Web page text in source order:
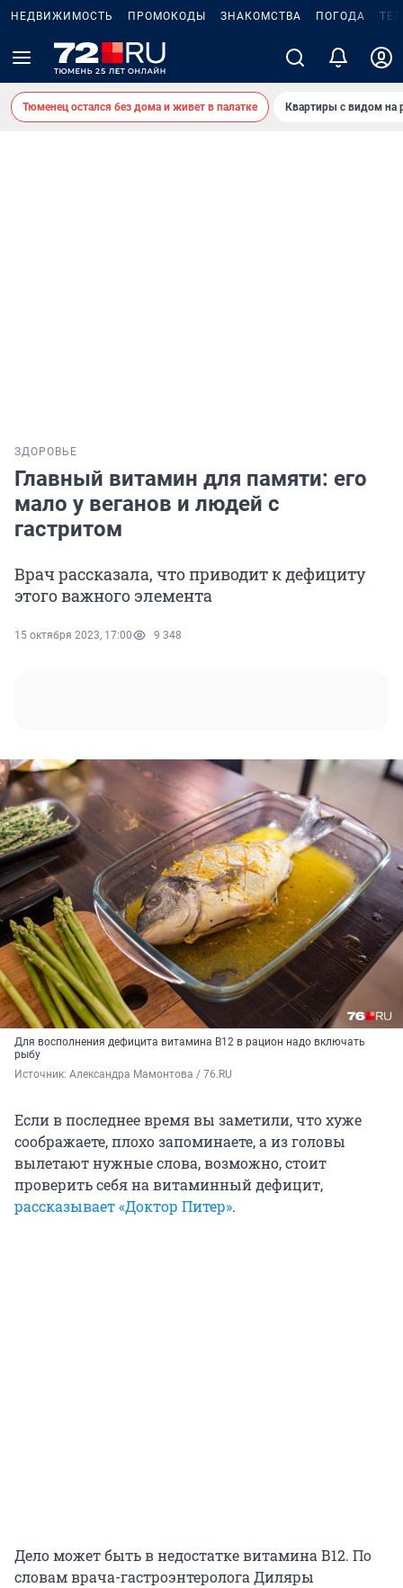
НЕДВИЖИМОСТЬ ПРОМОКОДЫ ЗНАКОМСТВА ПОГОДА
Тюменец остался без дома и живет в палатке Квартиры с видом на
ЗДОРОВЬЕ
Главный витамин для памяти: его
мало у веганов и людей с
гастритом
Врач рассказала, что приводит к дефициту
этого важного элемента
15 октября 2023, 17:00 9 348
Для восполнения дефицита витамина В12 в рацион надо включать
рыбу
Источник: Александра Мамонтова / 76.RU
Если в последнее время вы заметили, что хуже
соображаете, плохо запоминаете, а из головы
вылетают нужные слова, возможно, стоит
проверить себя на витаминный дефицит,
рассказывает «Доктор Питер».
Дело может быть в недостатке витамина В12. По
словам врача-гастроэнтеролога Диляры